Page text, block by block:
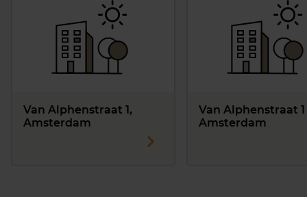
Van Alphenstraat 1,
Amsterdam
Van Alphenstraat 1
Amsterdam